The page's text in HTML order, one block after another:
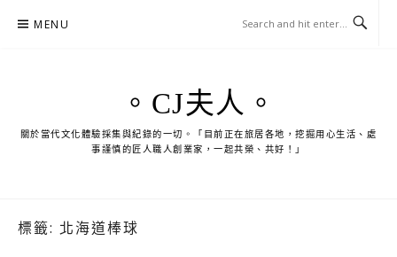
MENU
。CJ夫人。
關於當代文化體驗採集與紀錄的一切。「目前正在旅居各地，挖掘用心生活、處
事謹慎的匠人職人創業家，一起共榮、共好！」
標籤: 北海道棒球